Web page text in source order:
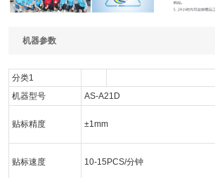
机器参数
分类1
机器型号
AS-A21D
贴标精度 ±1mm
贴标速度 10-15PCS/分钟